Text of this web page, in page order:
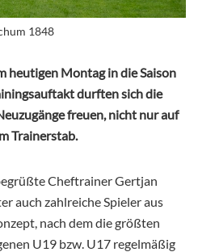
1848
heutigen Montag in die Saison
durften sich die
freuen, nicht nur auf
Trainerstab.
Cheftrainer Gertjan
auch zahlreiche Spieler aus
nach dem die größten
U19 bzw. U17 regelmäßig